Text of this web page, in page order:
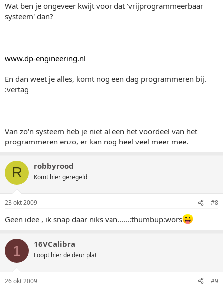
Wat ben je ongeveer kwijt voor dat 'vrijprogrammeerbaar
systeem' dan?
www.dp-engineering.nl
En dan weet je alles, komt nog een dag programmeren bij.
:vertag
Van zo'n systeem heb je niet alleen het voordeel van het
programmeren enzo, er kan nog heel veel meer mee.
R robbyrood
Komt hier geregeld
23 okt 2009 #8
Geen idee , ik snap daar niks van......:thumbup:wors
1 16VCalibra
Loopt hier de deur plat
26 okt 2009 #9